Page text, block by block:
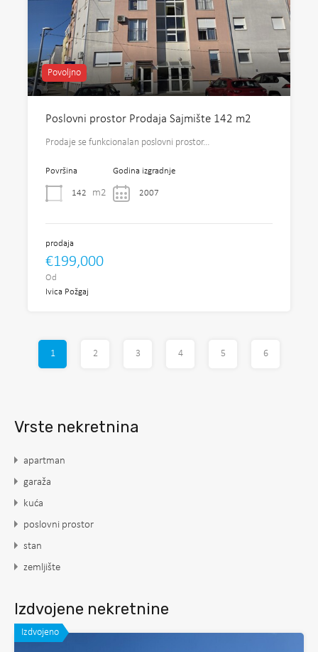
Povoljno
Poslovni prostor Prodaja Sajmište 142 m2
Prodaje se funkcionalan poslovni prostor…
Površina
142 m2
Godina izgradnje
2007
prodaja
€199,000
Od
Ivica Požgaj
1 2 3 4 5 6
Vrste nekretnina
apartman
garaža
kuća
poslovni prostor
stan
zemljište
Izdvojene nekretnine
Izdvojeno